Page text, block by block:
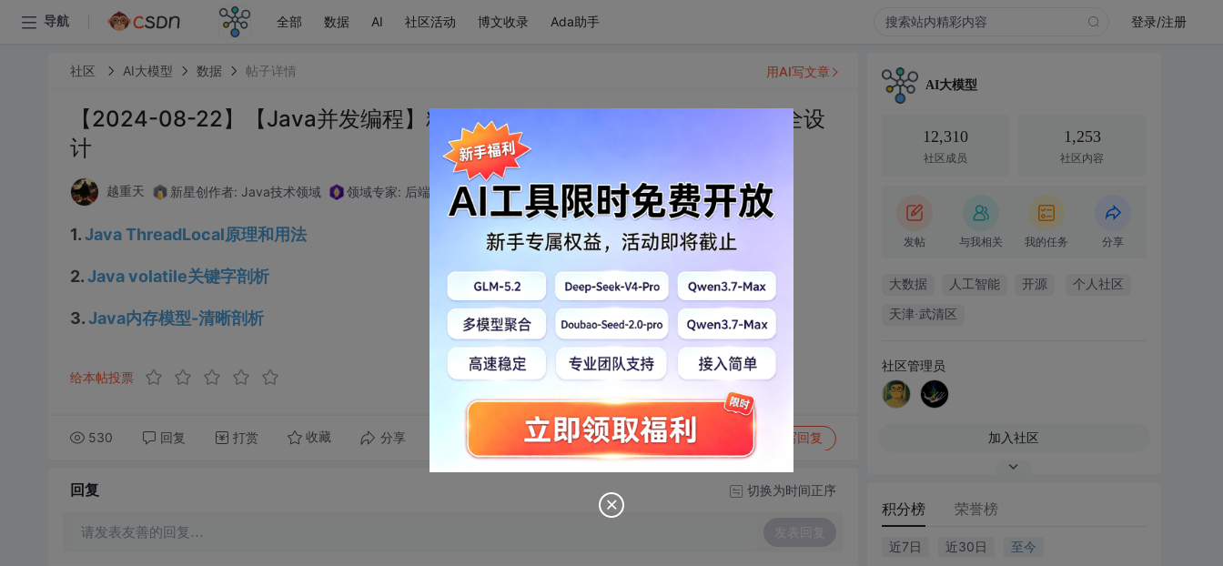
导航 全部 数据 AI 社区活动 博文收录 Ada助手 登录/注册
社区 AI大模型 数据 帖子详情
【2024-08-22】【Java并发编程】精华总结，带您轻松玩转Java并发安全设
计
越重天 新星创作者: Java技术领域 领域专家: 后端开发技术领域 2024-08-22 20:33:20
1.Java ThreadLocal原理和用法
2.Java volatile关键字剖析
3.Java内存模型-清晰剖析
给本帖投票
530 回复 打赏 收藏 分享 举报 写回复
用AI写文章
回复 切换为时间正序
请发表友善的回复… 发表回复
AI大模型
12,310
社区成员
1,253
社区内容
发帖 与我相关 我的任务 分享
大数据 人工智能 开源 个人社区
天津·武清区
社区管理员
加入社区
积分榜 荣誉榜
近7日 近30日 至今